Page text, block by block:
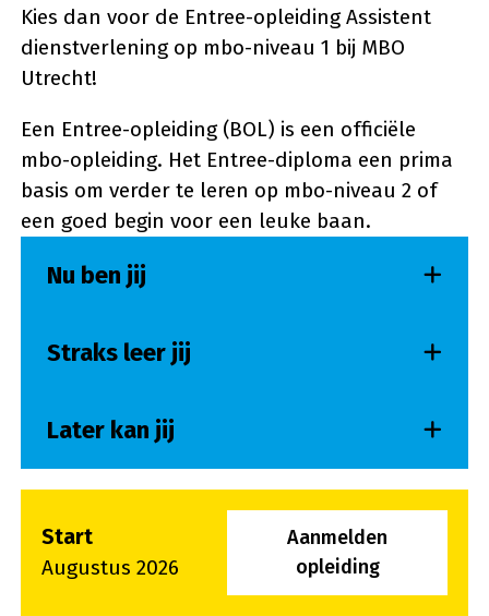
Kies dan voor de Entree-opleiding Assistent
dienstverlening op mbo-niveau 1 bij MBO
Utrecht!
Een Entree-opleiding (BOL) is een officiële
mbo-opleiding. Het Entree-diploma een prima
basis om verder te leren op mbo-niveau 2 of
een goed begin voor een leuke baan.
Nu ben jij
Straks leer jij
Later kan jij
Start
Augustus 2026
Aanmelden
opleiding